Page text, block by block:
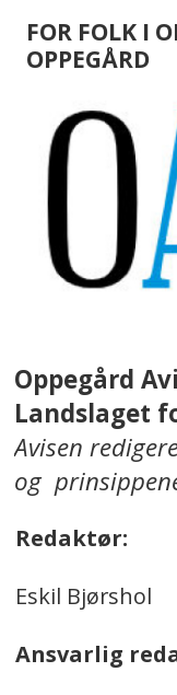
FOR FOLK I
OPPEGÅRD
Oppegård
Landslaget
Avisen
og
Redaktør:
Eskil Bjørshol
Ansvarlig